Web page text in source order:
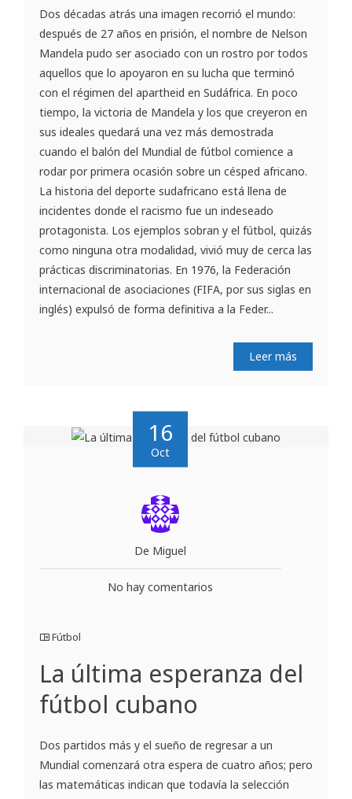
Dos décadas atrás una imagen recorrió el mundo:
después de 27 años en prisión, el nombre de Nelson
Mandela pudo ser asociado con un rostro por todos
aquellos que lo apoyaron en su lucha que terminó
con el régimen del apartheid en Sudáfrica. En poco
tiempo, la victoria de Mandela y los que creyeron en
sus ideales quedará una vez más demostrada
cuando el balón del Mundial de fútbol comience a
rodar por primera ocasión sobre un césped africano.
La historia del deporte sudafricano está llena de
incidentes donde el racismo fue un indeseado
protagonista. Los ejemplos sobran y el fútbol, quizás
como ninguna otra modalidad, vivió muy de cerca las
prácticas discriminatorias. En 1976, la Federación
internacional de asociaciones (FIFA, por sus siglas en
inglés) expulsó de forma definitiva a la Feder...
Leer más
16
Oct
De Miguel
No hay comentarios
Fútbol
La última esperanza del
fútbol cubano
Dos partidos más y el sueño de regresar a un
Mundial comenzará otra espera de cuatro años; pero
las matemáticas indican que todavía la selección